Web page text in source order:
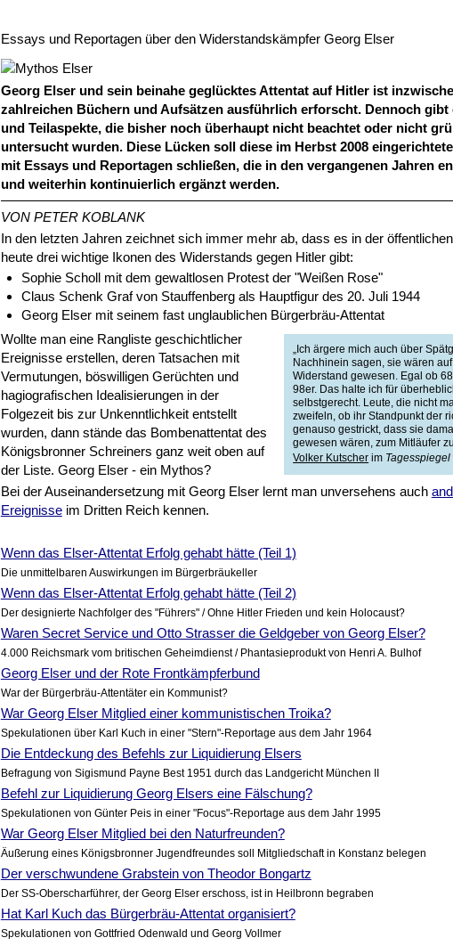
Essays und Reportagen über den Widerstandskämpfer Georg Elser
Georg Elser und sein beinahe geglücktes Attentat auf Hitler ist
zahlreichen Büchern und Aufsätzen ausführlich erforscht. Dennoch gibt
und Teilaspekte, die bisher noch überhaupt nicht beachtet oder nicht
untersucht wurden. Diese Lücken soll diese im Herbst 2008
mit Essays und Reportagen schließen, die in den vergangenen Jahren
und weiterhin kontinuierlich ergänzt werden.
VON PETER KOBLANK
In den letzten Jahren zeichnet sich immer mehr ab, dass es in der
heute drei wichtige Ikonen des Widerstands gegen Hitler gibt:
Sophie Scholl mit dem gewaltlosen Protest der "Weißen Rose"
Claus Schenk Graf von Stauffenberg als Hauptfigur des 20. Juli 1944
Georg Elser mit seinem fast unglaublichen Bürgerbräu-Attentat
„Ich ärgere mich auch über
Nachhinein sagen, sie wären
Widerstand gewesen. Egal ob
98er. Das halte ich für
selbstgerecht. Leute, die nicht
zweifeln, ob ihr Standpunkt der
genauso gestrickt, dass sie
gewesen wären, zum Mitläufer
Volker Kutscher im Tagesspiegel
Wollte man eine Rangliste geschichtlicher
Ereignisse erstellen, deren Tatsachen mit
Vermutungen, böswilligen Gerüchten und
hagiografischen Idealisierungen in der
Folgezeit bis zur Unkenntlichkeit entstellt
wurden, dann stände das Bombenattentat des
Königsbronner Schreiners ganz weit oben auf
der Liste. Georg Elser - ein Mythos?
Bei der Auseinandersetzung mit Georg Elser lernt man unversehens auch
Ereignisseim Dritten Reich kennen.
Wenn das Elser-Attentat Erfolg gehabt hätte (Teil 1)
Die unmittelbaren Auswirkungen im Bürgerbräukeller
Wenn das Elser-Attentat Erfolg gehabt hätte (Teil 2)
Der designierte Nachfolger des "Führers" / Ohne Hitler Frieden und kein Holocaust?
Waren Secret Service und Otto Strasser die Geldgeber von Georg Elser?
4.000 Reichsmark vom britischen Geheimdienst / Phantasieprodukt von Henri A. Bulhof
Georg Elser und der Rote Frontkämpferbund
War der Bürgerbräu-Attentäter ein Kommunist?
War Georg Elser Mitglied einer kommunistischen Troika?
Spekulationen über Karl Kuch in einer "Stern"-Reportage aus dem Jahr 1964
Die Entdeckung des Befehls zur Liquidierung Elsers
Befragung von Sigismund Payne Best 1951 durch das Landgericht München II
Befehl zur Liquidierung Georg Elsers eine Fälschung?
Spekulationen von Günter Peis in einer "Focus"-Reportage aus dem Jahr 1995
War Georg Elser Mitglied bei den Naturfreunden?
Äußerung eines Königsbronner Jugendfreundes soll Mitgliedschaft in Konstanz belegen
Der verschwundene Grabstein von Theodor Bongartz
Der SS-Oberscharführer, der Georg Elser erschoss, ist in Heilbronn begraben
Hat Karl Kuch das Bürgerbräu-Attentat organisiert?
Spekulationen von Gottfried Odenwald und Georg Vollmer